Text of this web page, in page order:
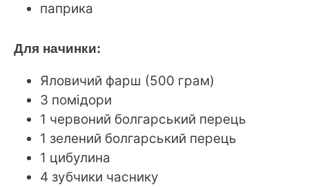
паприка
Для начинки:
Яловичий фарш (500 грам)
3 помідори
1 червоний болгарський перець
1 зелений болгарський перець
1 цибулина
4 зубчики часнику